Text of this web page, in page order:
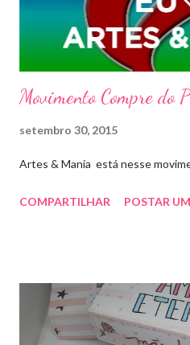
Movimento Compre do
setembro 30, 2015
Artes & Mania está nesse
COMPARTILHAR POSTAR